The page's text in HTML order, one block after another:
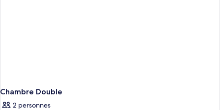
Chambre Double
2 personnes